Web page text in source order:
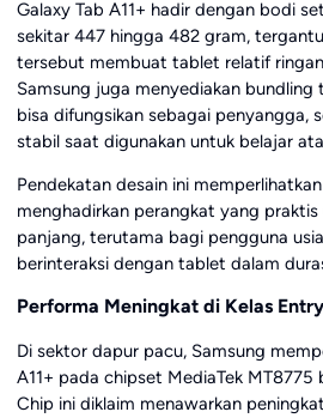
Galaxy Tab A11+ hadir dengan bodi
sekitar 447 hingga 482 gram,
tersebut membuat tablet relatif
Samsung juga menyediakan
bisa difungsikan sebagai penyangga,
stabil saat digunakan untuk belajar
Pendekatan desain ini
menghadirkan perangkat yang
panjang, terutama bagi pengguna
berinteraksi dengan tablet dalam
Performa Meningkat di Kelas
Di sektor dapur pacu, Samsung
A11+ pada chipset MediaTek MT8775
Chip ini diklaim menawarkan